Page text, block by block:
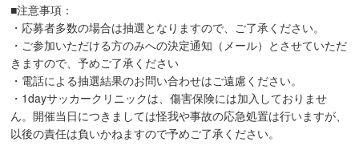
■注意事項：
・応募者多数の場合は抽選となりますので、ご了承ください。
・ご参加いただける方のみへの決定通知（メール）とさせていただ
きますので、予めご了承ください
・電話による抽選結果のお問い合わせはご遠慮ください。
・1dayサッカークリニックは、傷害保険には加入しておりませ
ん。開催当日につきましては怪我や事故の応急処置は行いますが、
以後の責任は負いかねますので予めご了承ください。